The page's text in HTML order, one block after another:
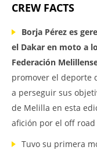
CREW FACTS
Borja Pérez es
el Dakar en moto a
Federación
promover el deporte
a perseguir sus
de Melilla en esta
afición por el off
Tuvo su primera